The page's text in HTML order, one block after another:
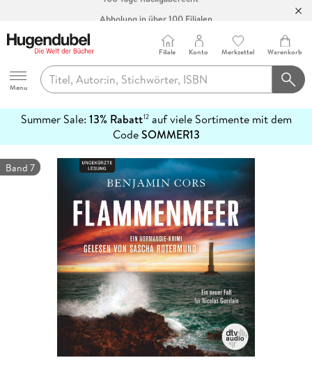
Hugendubel
Menu
Filiale Konto Merkzettel Warenkorb
Summer Sale: 13% Rabatt12auf viele Sortimente mit dem
CodeSOMMER13
erfahren
Band 7